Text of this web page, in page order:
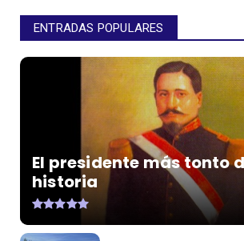
ENTRADAS POPULARES
El presidente más tonto
historia